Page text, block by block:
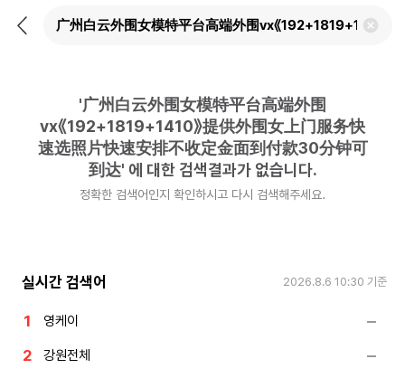
뒤
검
'广州白云外围女模特平台高端外围
vx《192+1819+1410》提供外围女上门服务快
速选照片快速安排不收定金面到付款30分钟可
到达' 에 대한 검색결과가 없습니다.
정확한 검색어인지 확인하시고 다시 검색해주세요.
실시간 검색어 2026.8.6 10:30 기준
영케이
강원전체